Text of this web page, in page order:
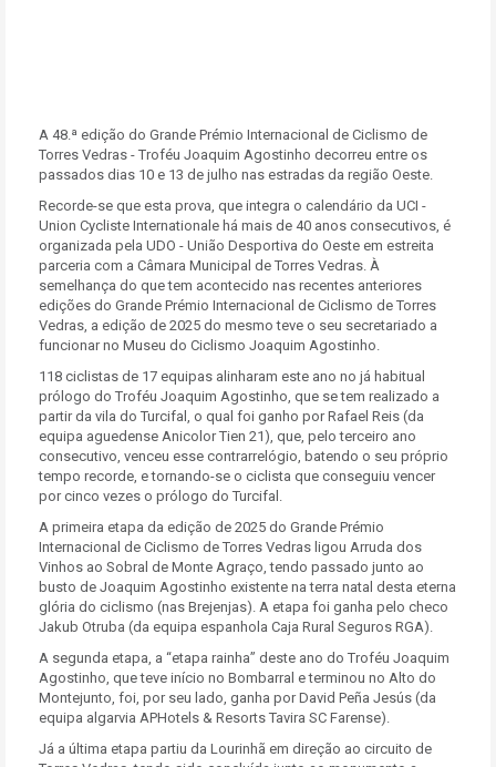
A 48.ª edição do Grande Prémio Internacional de Ciclismo de
Torres Vedras - Troféu Joaquim Agostinho decorreu entre os
passados dias 10 e 13 de julho nas estradas da região Oeste.
Recorde-se que esta prova, que integra o calendário da UCI -
Union Cycliste Internationale há mais de 40 anos consecutivos, é
organizada pela UDO - União Desportiva do Oeste em estreita
parceria com a Câmara Municipal de Torres Vedras. À
semelhança do que tem acontecido nas recentes anteriores
edições do Grande Prémio Internacional de Ciclismo de Torres
Vedras, a edição de 2025 do mesmo teve o seu secretariado a
funcionar no Museu do Ciclismo Joaquim Agostinho.
118 ciclistas de 17 equipas alinharam este ano no já habitual
prólogo do Troféu Joaquim Agostinho, que se tem realizado a
partir da vila do Turcifal, o qual foi ganho por Rafael Reis (da
equipa aguedense Anicolor Tien 21), que, pelo terceiro ano
consecutivo, venceu esse contrarrelógio, batendo o seu próprio
tempo recorde, e tornando-se o ciclista que conseguiu vencer
por cinco vezes o prólogo do Turcifal.
A primeira etapa da edição de 2025 do Grande Prémio
Internacional de Ciclismo de Torres Vedras ligou Arruda dos
Vinhos ao Sobral de Monte Agraço, tendo passado junto ao
busto de Joaquim Agostinho existente na terra natal desta eterna
glória do ciclismo (nas Brejenjas). A etapa foi ganha pelo checo
Jakub Otruba (da equipa espanhola Caja Rural Seguros RGA).
A segunda etapa, a “etapa rainha” deste ano do Troféu Joaquim
Agostinho, que teve início no Bombarral e terminou no Alto do
Montejunto, foi, por seu lado, ganha por David Peña Jesús (da
equipa algarvia APHotels & Resorts Tavira SC Farense).
Já a última etapa partiu da Lourinhã em direção ao circuito de